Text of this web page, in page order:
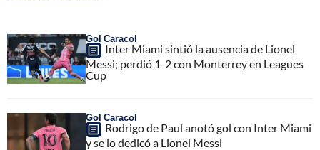
Gol Caracol
Inter Miami sintió la ausencia de Lionel
Messi; perdió 1-2 con Monterrey en Leagues
Cup
Gol Caracol
Rodrigo de Paul anotó gol con Inter Miami
y se lo dedicó a Lionel Messi